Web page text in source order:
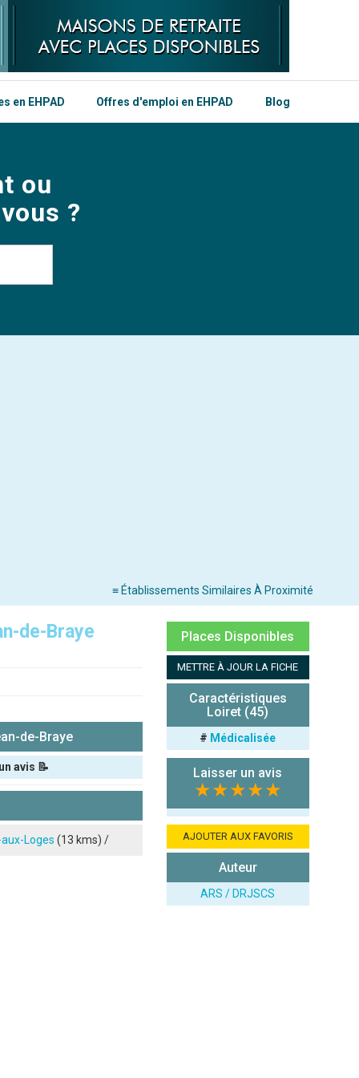
en EHPAD Offres d'emploi en EHPAD Blog
ou
?
≡ Établissements Similaires À Proximité
de-Braye
de-Braye
avis 📝
aux-Loges (13 kms) /
Places Disponibles
METTRE À JOUR LA FICHE
Caractéristiques
Loiret (45)
# Médicalisée
Laisser un avis
★★★★★
AJOUTER AUX FAVORIS
Auteur
ARS / DRJSCS